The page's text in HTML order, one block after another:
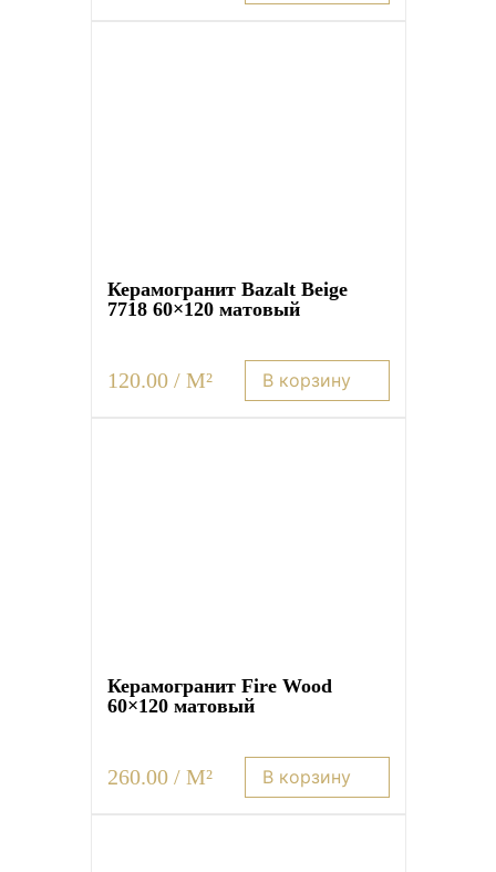
Керамогранит Bazalt Beige
7718 60×120 матовый
120.00 / M² В корзину
Керамогранит Fire Wood
60×120 матовый
260.00 / M² В корзину